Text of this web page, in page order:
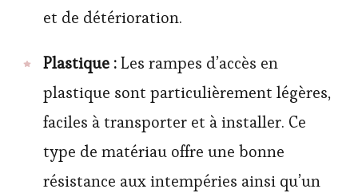
et de détérioration.
Plastique :Les rampes d’accès en
plastique sont particulièrement légères,
faciles à transporter et à installer. Ce
type de matériau offre une bonne
résistance aux intempéries ainsi qu’un